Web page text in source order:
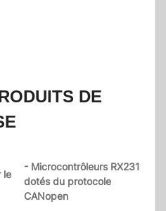
DE
le
- Microcontrôleurs RX231
dotés du protocole
CANopen